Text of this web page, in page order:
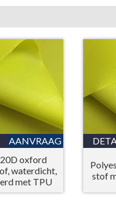
AANVRAAG
oxford
waterdicht,
met TPU
stof